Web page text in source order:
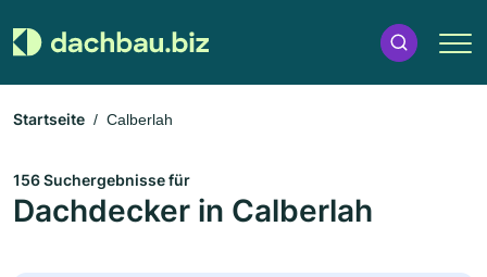
Startseite Calberlah
156 Suchergebnisse für
Dachdecker in Calberlah